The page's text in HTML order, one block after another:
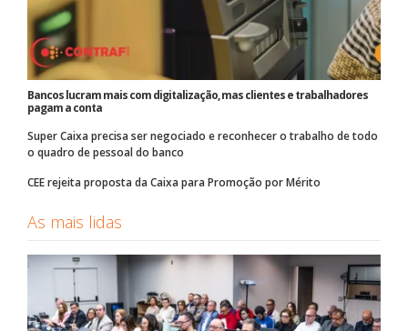
Bancos lucram mais com digitalização, mas clientes e trabalhadores
pagam a conta
Super Caixa precisa ser negociado e reconhecer o trabalho de todo
o quadro de pessoal do banco
CEE rejeita proposta da Caixa para Promoção por Mérito
As mais lidas